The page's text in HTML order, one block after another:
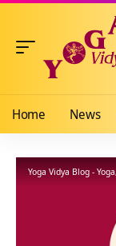
Home News
Yoga Vidya Blog -